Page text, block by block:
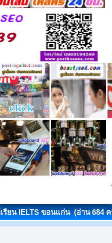
ยน IELTS ขอนแก่น (อ่าน 684 ค